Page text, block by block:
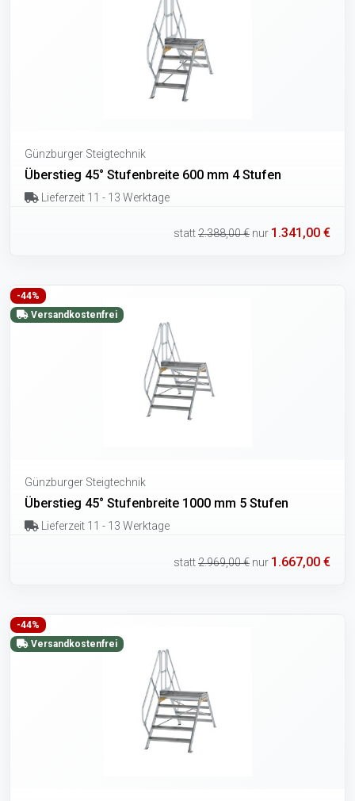
Günzburger Steigtechnik
Überstieg 45° Stufenbreite 600 mm 4 Stufen
Lieferzeit 11 - 13 Werktage
statt2.388,00 € nur 1.341,00 €
-44%
Versandkostenfrei
Günzburger Steigtechnik
Überstieg 45° Stufenbreite 1000 mm 5 Stufen
Lieferzeit 11 - 13 Werktage
statt2.969,00 € nur 1.667,00 €
-44%
Versandkostenfrei